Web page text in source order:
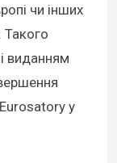
чи інших
виданням
у